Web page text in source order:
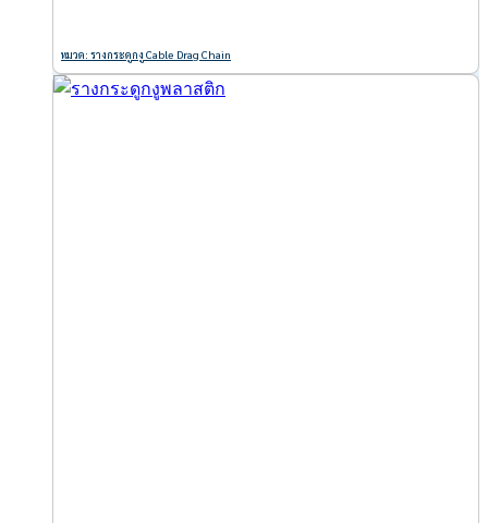
หมวด: รางกระดูกงู Cable Drag Chain